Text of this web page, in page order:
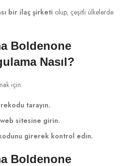
bir ilaç şirketi olup, çeşitli ülkelerde
Boldenone
Nasıl?
için:
tarayın.
sitesine girin.
girerek kontrol edin.
Boldenone